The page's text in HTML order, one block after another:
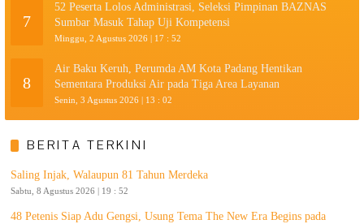
7
52 Peserta Lolos Administrasi, Seleksi Pimpinan BAZNAS
Sumbar Masuk Tahap Uji Kompetensi
Minggu, 2 Agustus 2026 | 17 : 52
8
Air Baku Keruh, Perumda AM Kota Padang Hentikan
Sementara Produksi Air pada Tiga Area Layanan
Senin, 3 Agustus 2026 | 13 : 02
BERITA TERKINI
Saling Injak, Walaupun 81 Tahun Merdeka
Sabtu, 8 Agustus 2026 | 19 : 52
48 Petenis Siap Adu Gengsi, Usung Tema The New Era Begins pada